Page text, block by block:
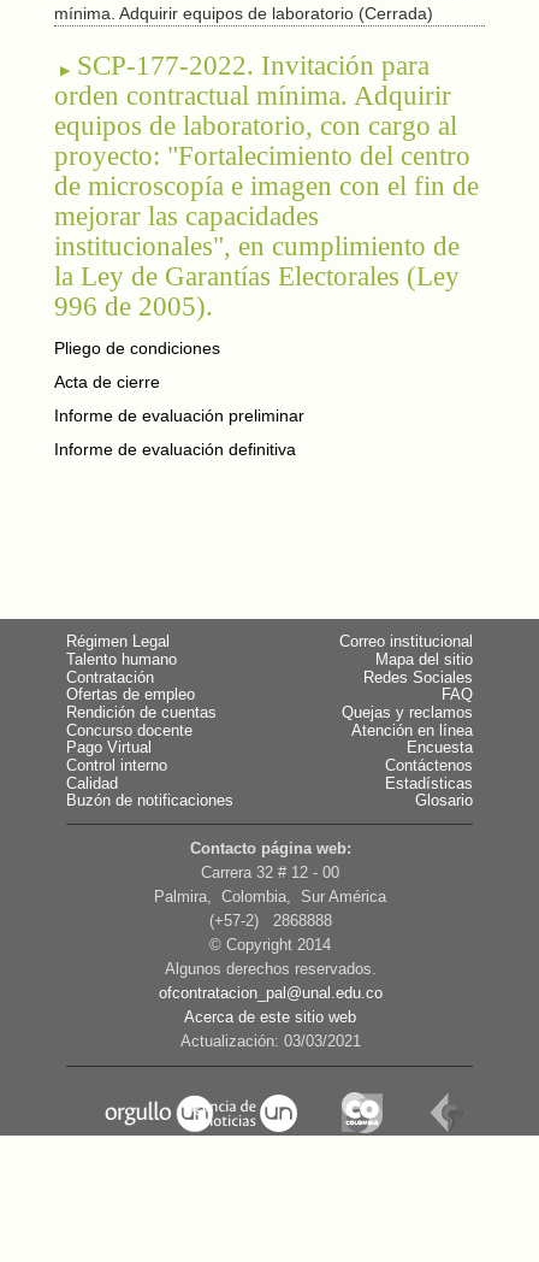
mínima. Adquirir equipos de laboratorio (Cerrada)
SCP-177-2022. Invitación para
orden contractual mínima. Adquirir
equipos de laboratorio, con cargo al
proyecto: "Fortalecimiento del centro
de microscopía e imagen con el fin de
mejorar las capacidades
institucionales", en cumplimiento de
la Ley de Garantías Electorales (Ley
996 de 2005).
Pliego de condiciones
Acta de cierre
Informe de evaluación preliminar
Informe de evaluación definitiva
Régimen Legal
Talento humano
Contratación
Ofertas de empleo
Rendición de cuentas
Concurso docente
Pago Virtual
Control interno
Calidad
Buzón de notificaciones
Correo institucional
Mapa del sitio
Redes Sociales
FAQ
Quejas y reclamos
Atención en línea
Encuesta
Contáctenos
Estadísticas
Glosario
Contacto página web:
Carrera 32 # 12 - 00
Palmira, Colombia, Sur América
(+57-2) 2868888
© Copyright 2014
Algunos derechos reservados.
ofcontratacion_pal@unal.edu.co
Acerca de este sitio web
Actualización: 03/03/2021